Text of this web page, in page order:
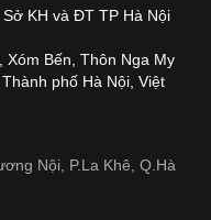
KH và ĐT TP Hà Nội
Bến, Thôn Nga My
phố Hà Nội, Việt
Nội, P.La Khê, Q.Hà